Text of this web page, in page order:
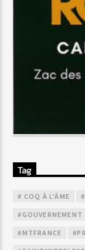
Tag
# COQ À L'ÂME
#GOUVERNEMENT
#MTFRANCE